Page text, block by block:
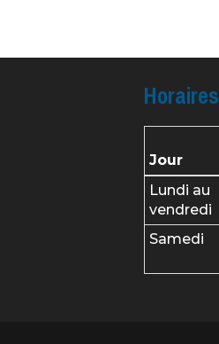
Horaires
Jour
Lundi au
vendredi
Samedi